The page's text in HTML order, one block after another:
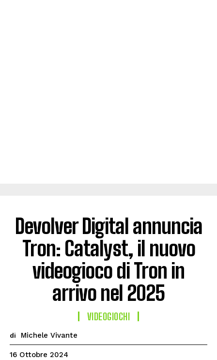
Devolver Digital annuncia
Tron: Catalyst, il nuovo
videogioco di Tron in
arrivo nel 2025
VIDEOGIOCHI
di Michele Vivante
16 Ottobre 2024